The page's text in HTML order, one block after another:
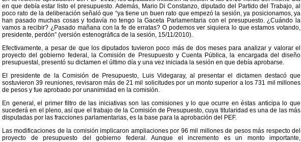
en que debía estar listo el presupuesto. Además, Mario Di Constanzo, diputado del Partido del Trabajo, al
poco rato de la deliberación señaló que “ya tiene un buen rato que empezó la sesión, ya posicionamos, ya
han pasado muchas cosas y todavía no tengo la Gaceta Parlamentaria con el presupuesto. ¿Cuándo la
vamos a recibir? ¿Pasado mañana con la fe de erratas? O podemos ver siquiera lo que estamos votando,
presidente, perdón” (versión estenográfica de la sesión, 15/11/2010).
Efectivamente, a pesar de que los diputados tuvieron poco más de dos meses para analizar y valorar el
proyecto del gobierno federal, la Comisión de Presupuesto y Cuenta Pública, la encargada del diseño
presupuestal, presentó su dictamen el último día y una vez iniciada la sesión en que debía aprobarse.
El presidente de la Comisión de Presupuesto, Luis Videgaray, al presentar el dictamen destacó que
sostuvieron 39 reuniones, revisaron más de 21 mil solicitudes por un monto superior a los 731 mil millones
de pesos y fue aprobado por unanimidad en la comisión.
En general, el primer filtro de las iniciativas son las comisiones y lo que ocurre en éstas anticipa lo que
sucederá en el pleno, así que el trabajo de la Comisión de Presupuesto, cuya titularidad es una de las más
disputadas por las fracciones parlamentarias, es la base para la aprobación del PEF.
Las modificaciones de la comisión implicaron ampliaciones por 96 mil millones de pesos más respecto del
proyecto de presupuesto del gobierno federal. Aunque el incremento es un monto importante,